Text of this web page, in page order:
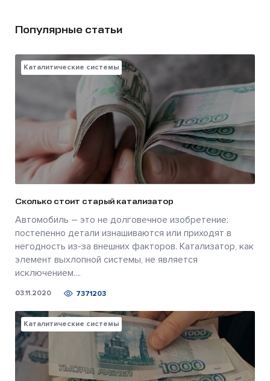
Популярные статьи
Каталитические системы
Сколько стоит старый катализатор
Автомобиль – это не долговечное изобретение:
постепенно детали изнашиваются или приходят в
негодность из-за внешних факторов. Катализатор, как
элемент выхлопной системы, не является
исключением....
03.11.2020 7371203
Каталитические системы